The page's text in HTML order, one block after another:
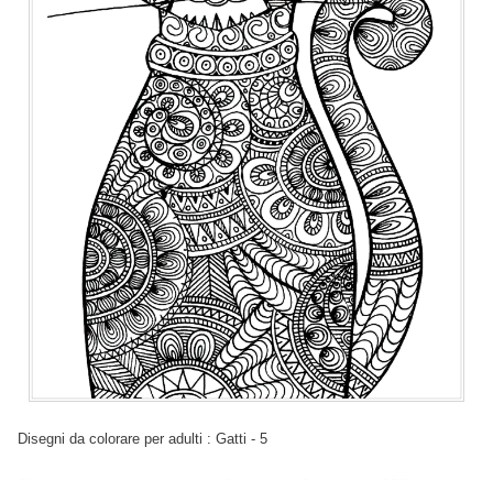
Disegni da colorare per adulti : Gatti - 5